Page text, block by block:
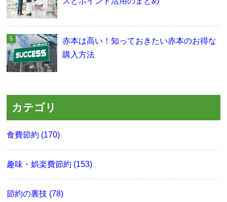
赤本は高い！知っておきたい赤本のお得な
購入方法
カテゴリ
食費節約 (170)
趣味・娯楽費節約 (153)
節約の裏技 (78)